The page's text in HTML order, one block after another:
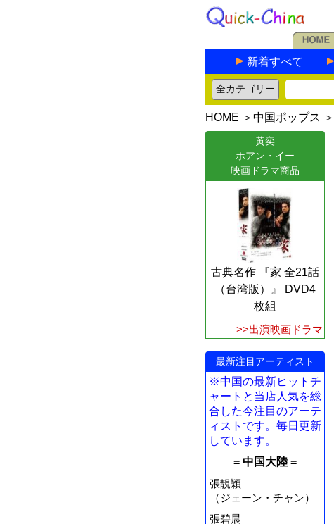
新着すべて
HOME ＞ 中国ポップス ＞
黄奕
ホアン・イー
映画ドラマ商品
古典名作 『家 全21話
（台湾版）』 DVD4
枚組
>>出演映画ドラマ
最新注目アーティスト
※中国の最新ヒットチ
ャートと当店人気を総
合した今注目のアーテ
ィストです。毎日更新
しています。
= 中国大陸 =
張靚穎
（ジェーン・チャン）
張碧晨